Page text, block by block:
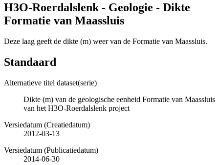
H3O-Roerdalslenk - Geologie - Dikte
Formatie van Maassluis
Deze laag geeft de dikte (m) weer van de Formatie van Maassluis.
Standaard
Alternatieve titel dataset(serie)
Dikte (m) van de geologische eenheid Formatie van Maassluis
van het H3O-Roerdalslenk project
Versiedatum (Creatiedatum)
2012-03-13
Versiedatum (Publicatiedatum)
2014-06-30